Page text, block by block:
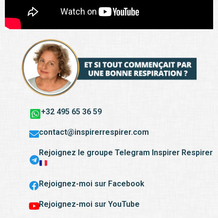
+32 495 65 36 59
contact@inspirerrespirer.com
Rejoignez le groupe Telegram Inspirer Respirer
Rejoignez-moi sur Facebook
Rejoignez-moi sur YouTube